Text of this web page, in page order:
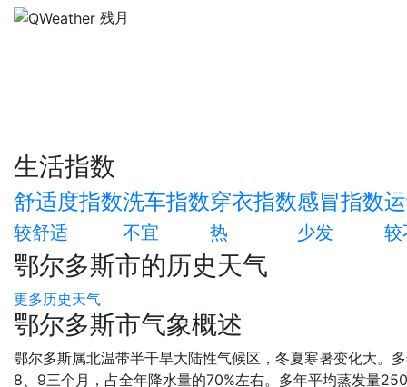
残月
生活指数
舒适度指数
较舒适
洗车指数
不宜
穿衣指数
热
感冒指数
少发 较
鄂尔多斯市的历史天气
更多历史天气
鄂尔多斯市气象概述
鄂尔多斯属北温带半干旱大陆性气候区，冬夏寒暑变化大
8、9三个月，占全年降水量的70%左右。多年平均蒸发量